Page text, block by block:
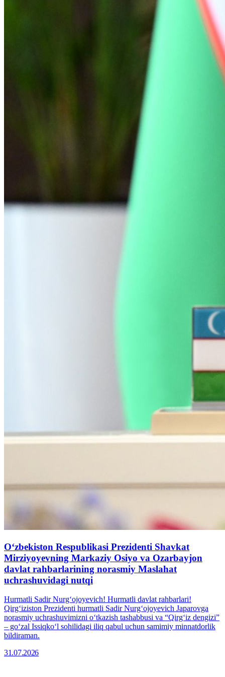
Oʻzbekiston Respublikasi Prezidenti Shavkat
Mirziyoyevning Markaziy Osiyo va Ozarbayjon
davlat rahbarlarining norasmiy Maslahat
uchrashuvidagi nutqi
Hurmatli Sadir Nurgʻojoyevich! Hurmatli davlat rahbarlari!
Qirgʻiziston Prezidenti hurmatli Sadir Nurgʻojoyevich Japarovga
norasmiy uchrashuvimizni oʻtkazish tashabbusi va “Qirgʻiz dengizi”
– goʻzal Issiqkoʻl sohilidagi iliq qabul uchun samimiy minnatdorlik
bildiraman.
31.07.2026